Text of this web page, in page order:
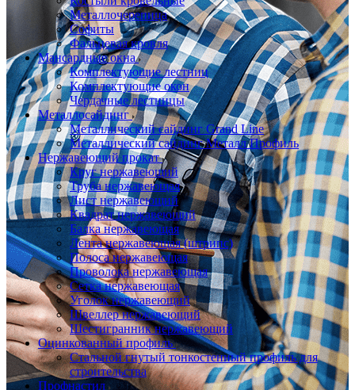
Металлочерепица
Софиты
Фальцевая кровля
Мансардные окна
Комплектующие лестниц
Комплектующие окон
Чердачные лестницы
Металлосайдинг
Металлический сайдинг Grand Line
Металлический сайдинг Металл Профиль
Нержавеющий прокат
Круг нержавеющий
Труба нержавеющая
Лист нержавеющий
Квадрат нержавеющий
Балка нержавеющая
Лента нержавеющая (штрипс)
Полоса нержавеющая
Проволока нержавеющая
Сетка нержавеющая
Уголок нержавеющий
Швеллер нержавеющий
Шестигранник нержавеющий
Оцинкованный профиль
Стальной гнутый тонкостенный профиль для
строительства
Профнастил